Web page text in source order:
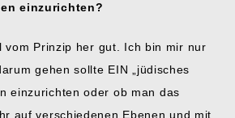
einzurichten?
vom Prinzip her gut. Ich bin mir nur
gehen sollte EIN „jüdisches
einzurichten oder ob man das
auf verschiedenen Ebenen und mit